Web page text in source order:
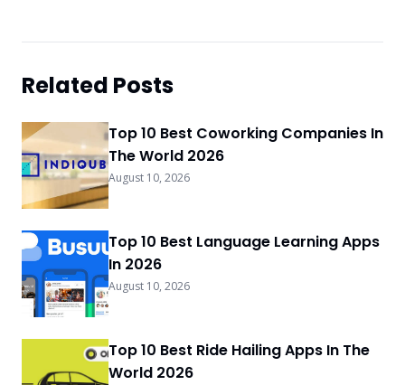
Related Posts
Top 10 Best Coworking Companies In
The World 2026
August 10, 2026
Top 10 Best Language Learning Apps
In 2026
August 10, 2026
Top 10 Best Ride Hailing Apps In The
World 2026